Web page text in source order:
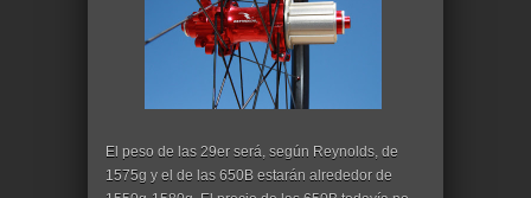
El peso de las 29er será, según Reynolds, de
1575g y el de las 650B estarán alrededor de